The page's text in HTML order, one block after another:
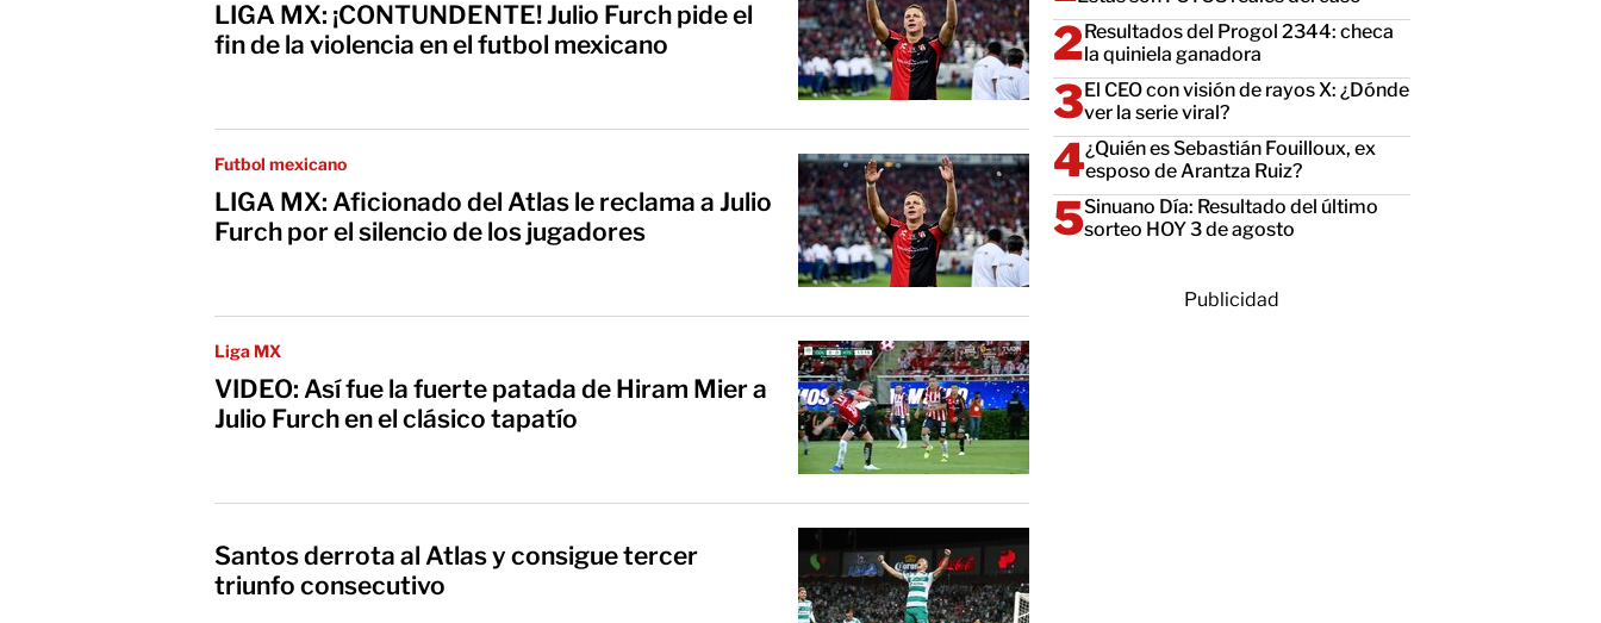
LIGA MX: ¡CONTUNDENTE! Julio Furch pide el
fin de la violencia en el futbol mexicano
Futbol mexicano
LIGA MX: Aficionado del Atlas le reclama a Julio
Furch por el silencio de los jugadores
Liga MX
VIDEO: Así fue la fuerte patada de Hiram Mier a
Julio Furch en el clásico tapatío
Santos derrota al Atlas y consigue tercer
triunfo consecutivo
Resultados del Progol 2344: checa
la quiniela ganadora
El CEO con visión de rayos X: ¿Dónde
ver la serie viral?
¿Quién es Sebastián Fouilloux, ex
esposo de Arantza Ruiz?
Sinuano Día: Resultado del último
sorteo HOY 3 de agosto
Publicidad